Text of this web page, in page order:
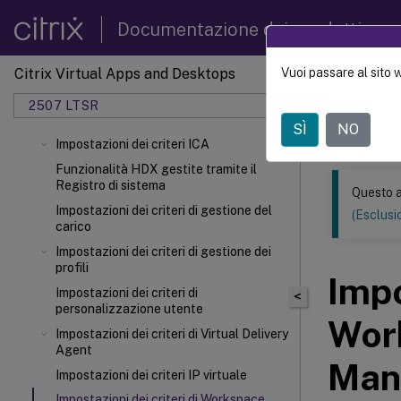
Documentazione dei prodotti
Citrix Virtual Apps and Desktops
2507 LTSR
Impostazioni dei criteri ICA
Funzionalità HDX gestite tramite il
Registro di sistema
Impostazioni dei criteri di gestione del
carico
Impostazioni dei criteri di gestione dei
profili
Impostazioni dei criteri di
personalizzazione utente
Impostazioni dei criteri di Virtual Delivery
Agent
Impostazioni dei criteri IP virtuale
Questo
<
Questo
Vuoi passare al sito
SÌ NO